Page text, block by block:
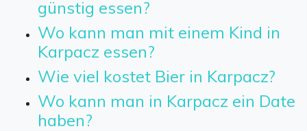
günstig essen?
Wo kann man mit einem Kind in
Karpacz essen?
Wie viel kostet Bier in Karpacz?
Wo kann man in Karpacz ein Date
haben?